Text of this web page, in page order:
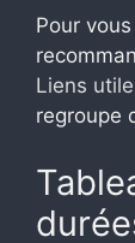
Pour
Liens
regroupe